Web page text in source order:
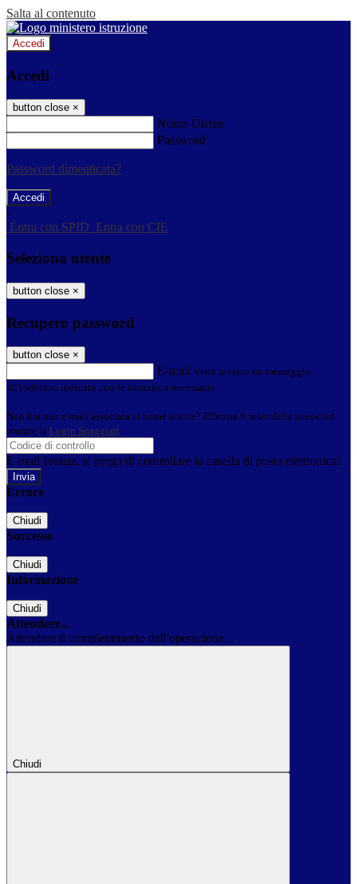
Salta al contenuto
Accedi
Accedi
button close ×
Nome Utente
Password
Password dimenticata?
-
Entra con SPID Entra con CIE
Seleziona utente
button close ×
Recupero password
button close ×
E-mail Verrà inviato un messaggio
all'indirizzo indicato con le istruzioni necessarie.
Non hai una e-mail associata al nome utente? Effettua il reset della password
tramite la Login Spaggiari
E-mail inviata, si prega di controllare la casella di posta elettronica!
Errore
Chiudi
Successo
Chiudi
Informazione
Chiudi
Attendere...
Attendere il completamento dell'operazione...
Chiudi